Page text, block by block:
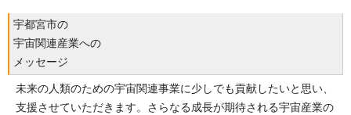
宇都宮市の
宇宙関連産業への
メッセージ
未来の人類のための宇宙関連事業に少しでも貢献したいと思い、
支援させていただきます。さらなる成長が期待される宇宙産業の